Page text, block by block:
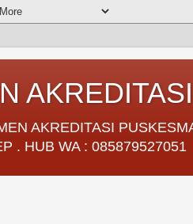
AKREDITASI
. HUB WA : 085879527051